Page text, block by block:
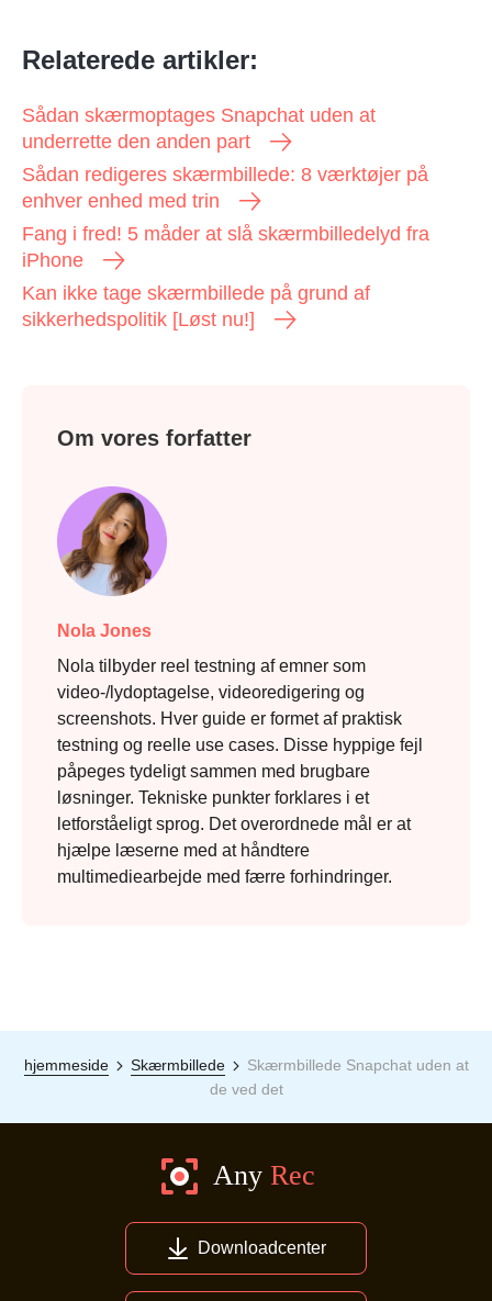
Relaterede artikler:
Sådan skærmoptages Snapchat uden at
underrette den anden part
Sådan redigeres skærmbillede: 8 værktøjer på
enhver enhed med trin
Fang i fred! 5 måder at slå skærmbilledelyd fra
iPhone
Kan ikke tage skærmbillede på grund af
sikkerhedspolitik [Løst nu!]
Om vores forfatter
Nola Jones
Nola tilbyder reel testning af emner som
video-/lydoptagelse, videoredigering og
screenshots. Hver guide er formet af praktisk
testning og reelle use cases. Disse hyppige fejl
påpeges tydeligt sammen med brugbare
løsninger. Tekniske punkter forklares i et
letforståeligt sprog. Det overordnede mål er at
hjælpe læserne med at håndtere
multimediearbejde med færre forhindringer.
hjemmeside Skærmbillede
Skærmbillede Snapchat uden at
de ved det
Downloadcenter